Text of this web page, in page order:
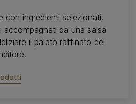
con ingredienti selezionati.
accompagnati da una salsa
il palato raffinato del